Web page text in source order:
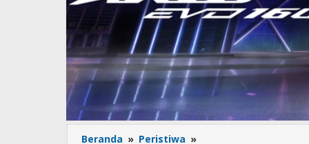
Beranda » Peristiwa »